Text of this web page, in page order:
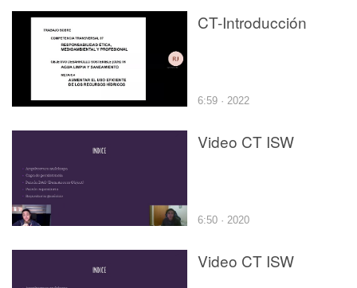
CT-Introducción
6:59 · 2022
Video CT ISW
6:50 · 2020
Video CT ISW